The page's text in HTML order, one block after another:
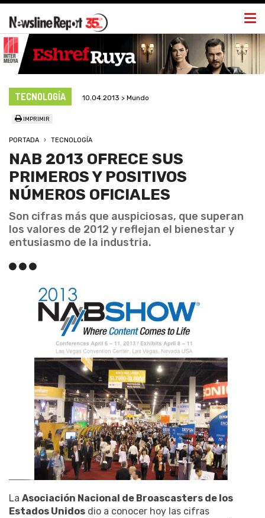
TECNOLOGÍA 10.04.2013 > Mundo
IMPRIMIR
PORTADA TECNOLOGÍA
NAB 2013 OFRECE SUS
PRIMEROS Y POSITIVOS
NÚMEROS OFICIALES
Son cifras más que auspiciosas, que superan
los valores de 2012 y reflejan el bienestar y
entusiasmo de la industria.
La Asociación Nacional de Broascasters de los
Estados Unidos dio a conocer hoy las cifras